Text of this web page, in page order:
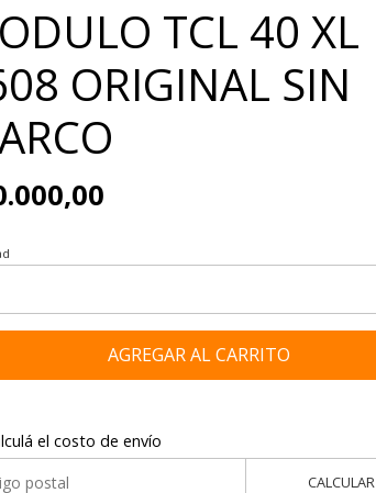
TCL 40 XL
ORIGINAL SIN
AGREGAR AL CARRITO
el costo de envío
CALCULAR